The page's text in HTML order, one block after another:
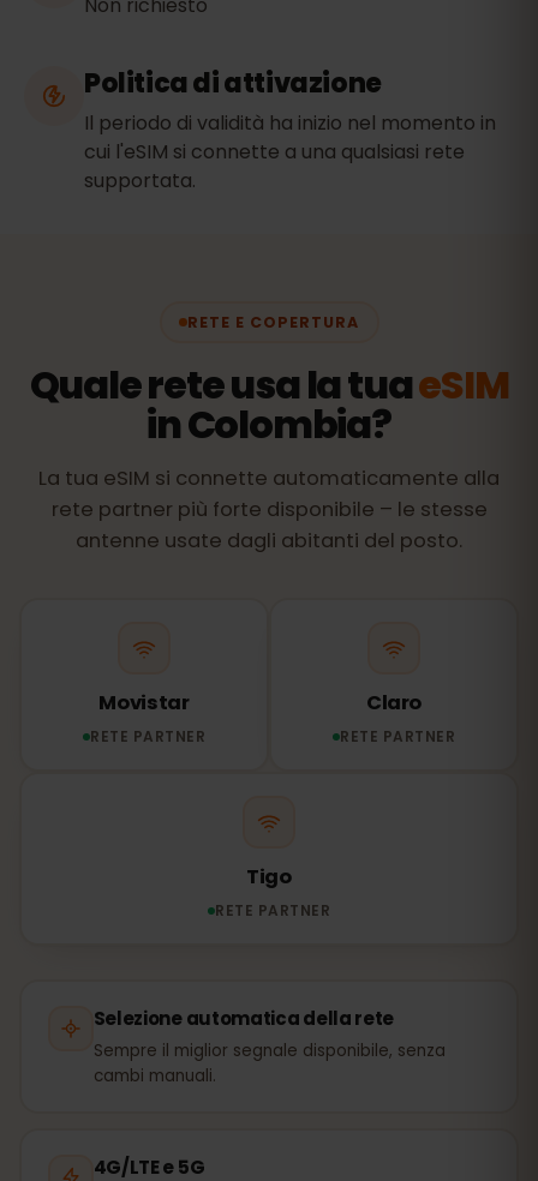
Politica di attivazione
Il periodo di validità ha inizio nel momento in
cui l'eSIM si connette a una qualsiasi rete
supportata.
RETE E COPERTURA
Quale rete usa la tuaeSIM
in Colombia?
La tua eSIM si connette automaticamente alla
rete partner più forte disponibile – le stesse
antenne usate dagli abitanti del posto.
Movistar
RETE PARTNER
Claro
RETE PARTNER
Tigo
RETE PARTNER
Selezione automatica della rete
Sempre il miglior segnale disponibile, senza
cambi manuali.
4G/LTE e 5G